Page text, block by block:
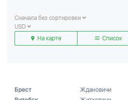
Сначала без сортировки
USD
На карте
Список
Брест
Ждановичи